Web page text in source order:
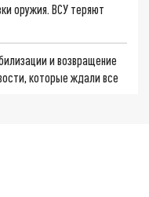
оружия. ВСУ теряют
и возвращение
которые ждали все